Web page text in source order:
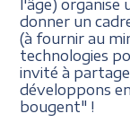
l'âge) organise
donner un
(à fournir au
technologies
invité à
développons
bougent" !